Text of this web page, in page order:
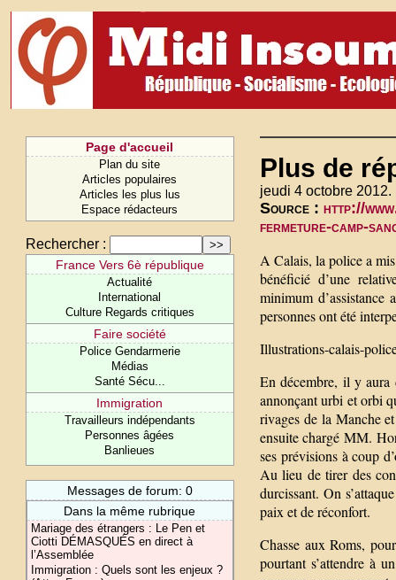
Page d'accueil
Plan du site
Articles populaires
Articles les plus lus
Espace rédacteurs
Rechercher :
France Vers 6è république
Actualité
International
Culture Regards critiques
Faire société
Police Gendarmerie
Médias
Santé Sécu...
Immigration
Travailleurs indépendants
Personnes âgées
Banlieues
Messages de forum: 0
Dans la même rubrique
Mariage des étrangers : Le Pen et
Ciotti DÉMASQUÉS en direct à
l’Assemblée
Immigration : Quels sont les enjeux ?
Plus de
jeudi 4 octobre 2012.
Source : http://
fermeture-camp-
A Calais, la police a
bénéficié d’une
minimum d’assistance
personnes ont été
Illustrations-calais-
En décembre, il y aura
annonçant urbi et orbi
rivages de la Manche
ensuite chargé MM.
ses prévisions à coup
Au lieu de tirer des
durcissant. On
paix et de réconfort.
Chasse aux Roms,
pourtant s’attendre à